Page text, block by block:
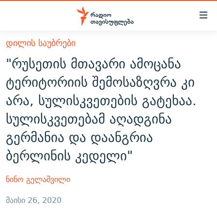
Accessibility
მთავარ
შინაარსზე
დაბრუნება
მთავარ
ნავიგაციაზე
დაბრუნება
ძიებაზე
დაბრუნება
ᲐᲮᲐᲚᲘ ᲐᲛᲑᲔᲑᲘ
ᲗᲔᲛᲔᲑᲘ
ᲞᲝᲚᲘᲢᲘᲙᲐ
ᲔᲙᲝᲜᲝᲛᲘᲙᲐ
ᲡᲐᲖᲝᲒᲐᲓᲝᲔᲑᲐ
ᲙᲣᲚᲢᲣᲠᲐ
ᲡᲞᲝᲠᲢᲘ
ᲕᲘᲓᲔᲝ
ᲑᲚᲝᲒᲔᲑᲘ
ᲞᲝᲓᲙᲐᲡᲢᲔᲑᲘ
ᲐᲡᲐᲗᲘᲐᲜᲘᲡ ᲙᲣᲗᲮᲔ
ᲜᲘᲙᲝᲡ ᲞᲝᲓᲙᲐᲡᲢᲘ
60 ᲓᲔᲪᲘᲑᲔᲚᲘ
ᲒᲐᲓᲐᲪᲔᲛᲔᲑᲘ
ᲗᲐᲕᲘᲡᲣᲤᲚᲔᲑᲘᲡ ᲛᲝᲜᲘᲢᲝᲠᲘ
ᲤᲔᲜᲝᲕᲐᲜᲘ - 2.10
ᲗᲥᲕᲔᲜᲘ ᲞᲣᲑᲚᲘᲙᲐᲪᲘᲔᲑᲘ
ᲞᲠᲝᲔᲥᲢᲔᲑᲘ
ЭХО КАВКАЗА
ᲓᲘᲚᲘᲡ ᲡᲐᲣᲑᲠᲔᲑᲘ
"რუსეთის მთავარი ამოცანა
ტერიტორიის შემოსაზღვრა კი
არა, სულისკვეთების გატეხაა.
სულისკვეთებამ აღადგინა
გერმანია და დაანგრია
ბერლინის კედელი"
ნინო გელაშვილი
მაისი 26, 2020